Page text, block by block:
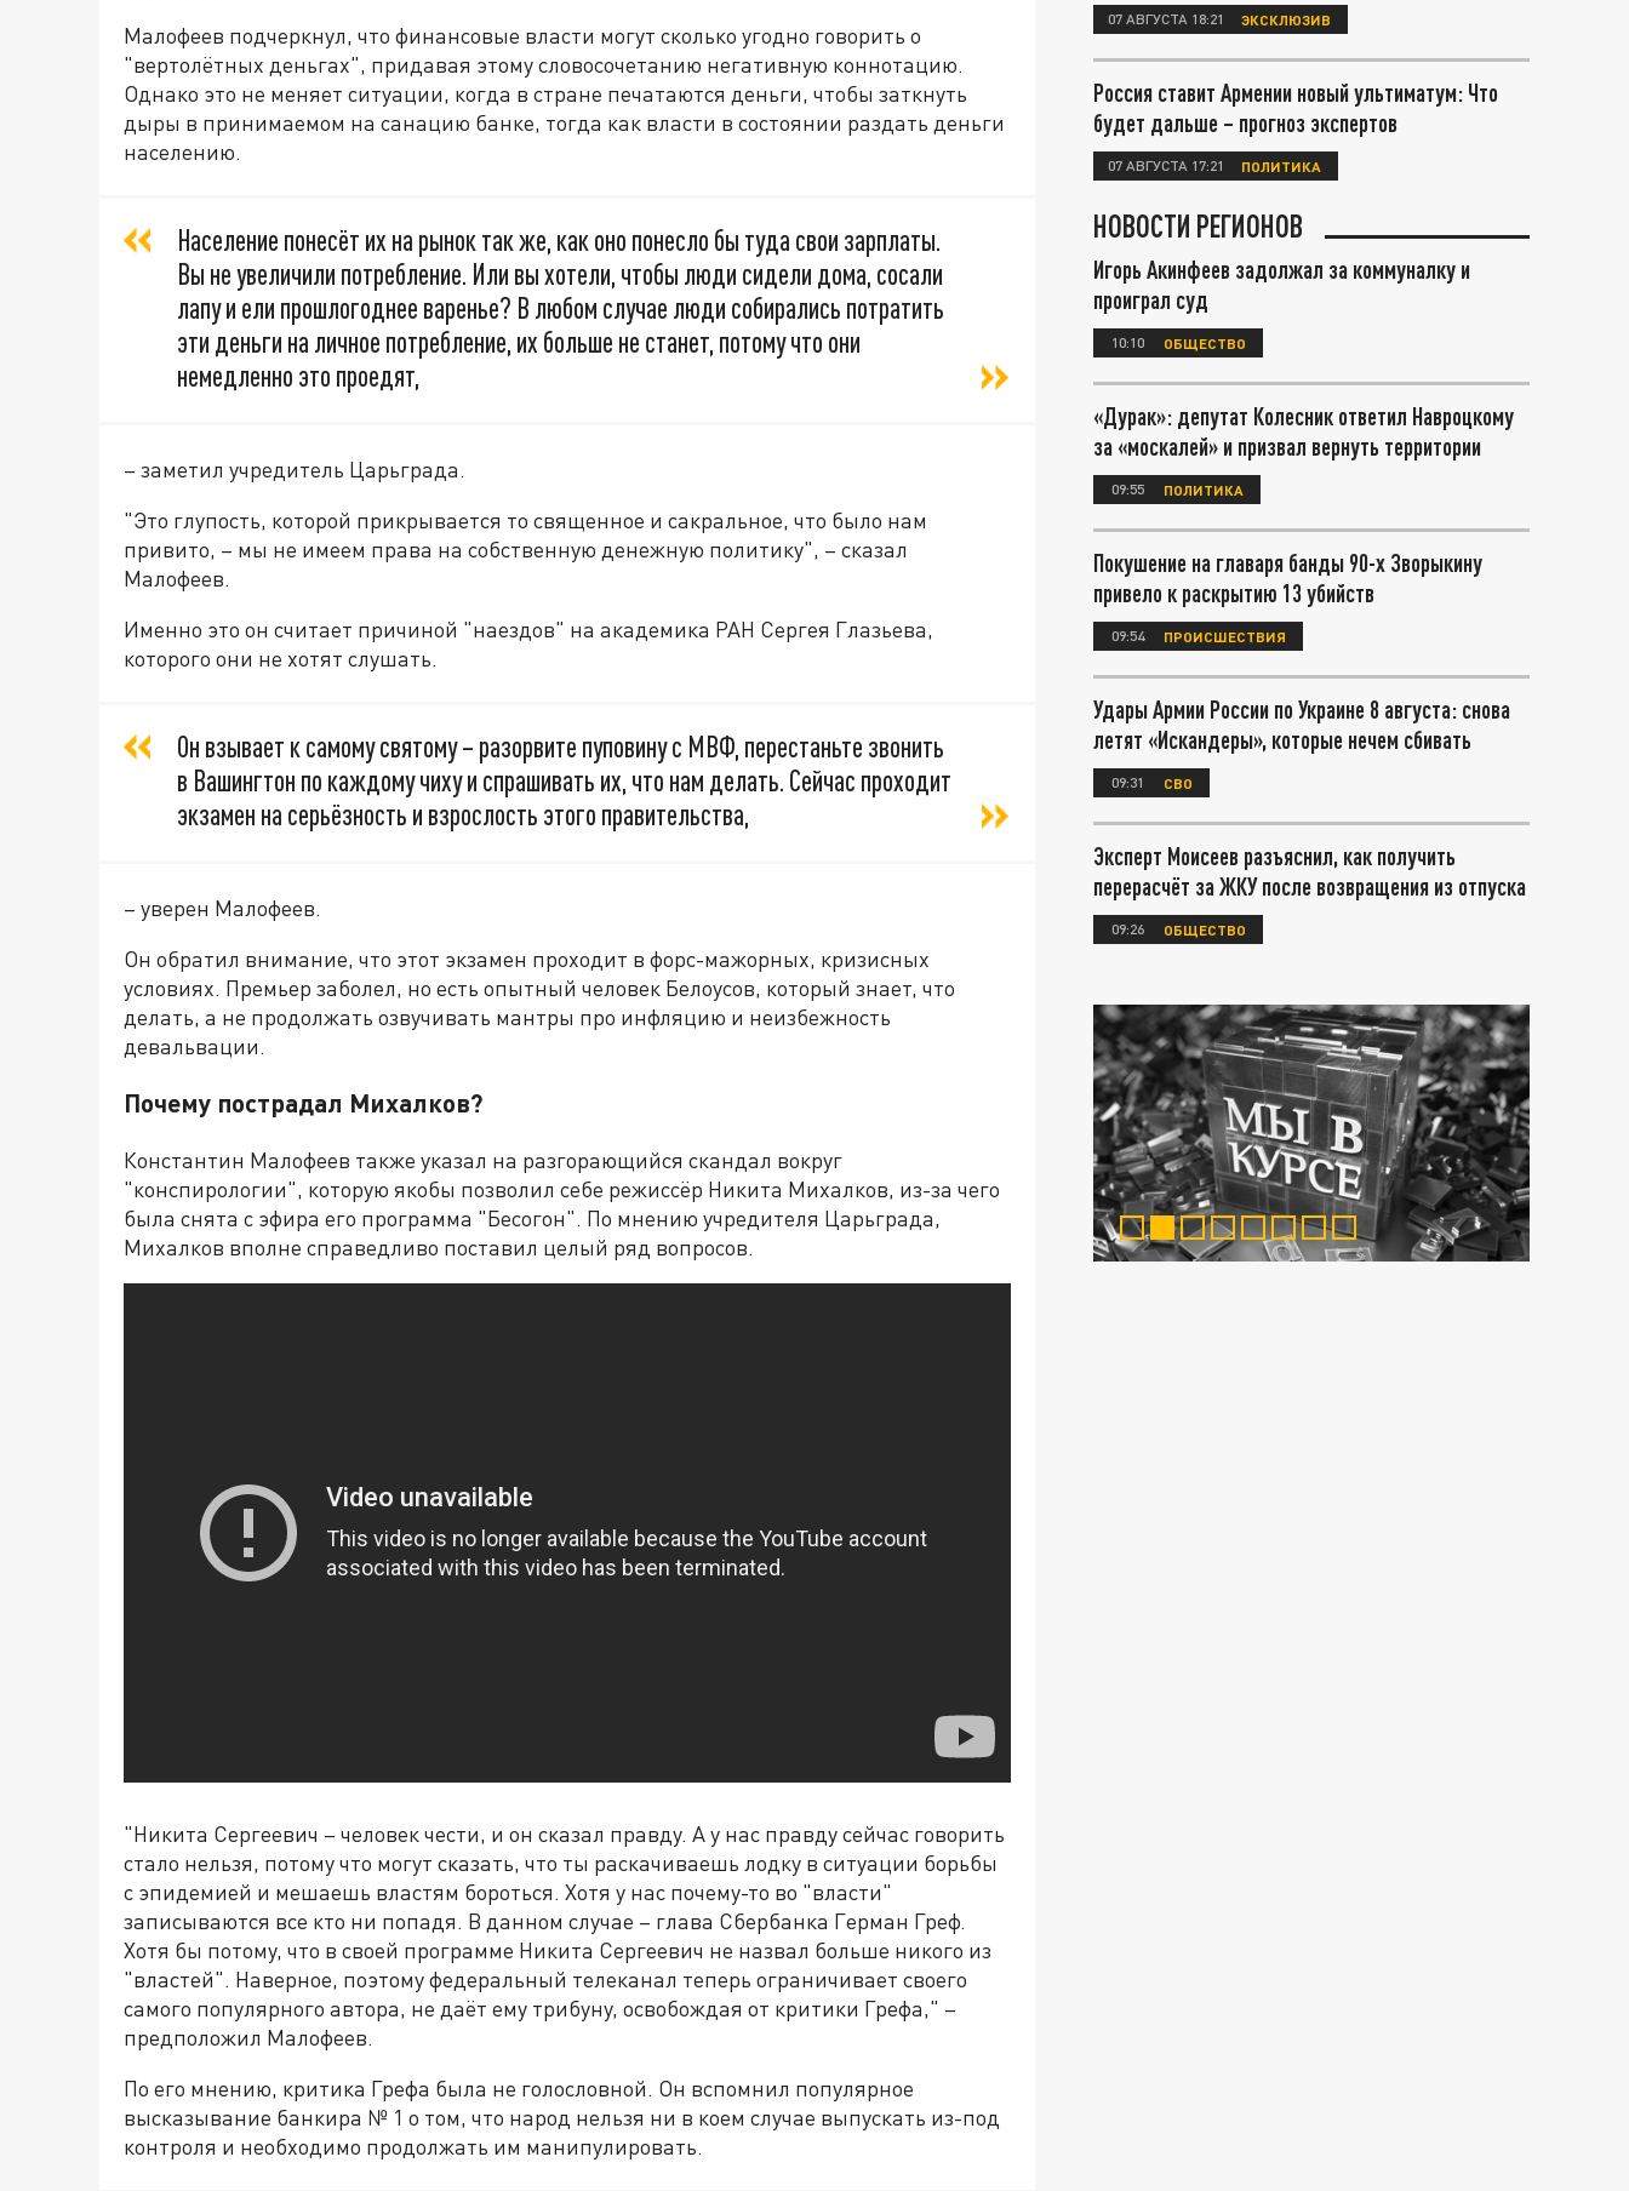
Малофеев подчеркнул, что финансовые власти могут сколько угодно говорить о
"вертолётных деньгах", придавая этому словосочетанию негативную коннотацию.
Однако это не меняет ситуации, когда в стране печатаются деньги, чтобы заткнуть
дыры в принимаемом на санацию банке, тогда как власти в состоянии раздать деньги
населению.
Население понесёт их на рынок так же, как оно понесло бы туда свои зарплаты.
Вы не увеличили потребление. Или вы хотели, чтобы люди сидели дома, сосали
лапу и ели прошлогоднее варенье? В любом случае люди собирались потратить
эти деньги на личное потребление, их больше не станет, потому что они
немедленно это проедят,
– заметил учредитель Царьграда.
"Это глупость, которой прикрывается то священное и сакральное, что было нам
привито, – мы не имеем права на собственную денежную политику", – сказал
Малофеев.
Именно это он считает причиной "наездов" на академика РАН Сергея Глазьева,
которого они не хотят слушать.
Он взывает к самому святому – разорвите пуповину с МВФ, перестаньте звонить
в Вашингтон по каждому чиху и спрашивать их, что нам делать. Сейчас проходит
экзамен на серьёзность и взрослость этого правительства,
– уверен Малофеев.
Он обратил внимание, что этот экзамен проходит в форс-мажорных, кризисных
условиях. Премьер заболел, но есть опытный человек Белоусов, который знает, что
делать, а не продолжать озвучивать мантры про инфляцию и неизбежность
девальвации.
Почему пострадал Михалков?
Константин Малофеев также указал на разгорающийся скандал вокруг
"конспирологии", которую якобы позволил себе режиссёр Никита Михалков, из-за чего
была снята с эфира его программа "Бесогон". По мнению учредителя Царьграда,
Михалков вполне справедливо поставил целый ряд вопросов.
"Никита Сергеевич – человек чести, и он сказал правду. А у нас правду сейчас говорить
стало нельзя, потому что могут сказать, что ты раскачиваешь лодку в ситуации борьбы
с эпидемией и мешаешь властям бороться. Хотя у нас почему-то во "власти"
записываются все кто ни попадя. В данном случае – глава Сбербанка Герман Греф.
Хотя бы потому, что в своей программе Никита Сергеевич не назвал больше никого из
"властей". Наверное, поэтому федеральный телеканал теперь ограничивает своего
самого популярного автора, не даёт ему трибуну, освобождая от критики Грефа," –
предположил Малофеев.
По его мнению, критика Грефа была не голословной. Он вспомнил популярное
высказывание банкира № 1 о том, что народ нельзя ни в коем случае выпускать из-под
контроля и необходимо продолжать им манипулировать.
07 АВГУСТА 18:21 ЭКСКЛЮЗИВ
Россия ставит Армении новый ультиматум: Что
будет дальше – прогноз экспертов
07 АВГУСТА 17:21 ПОЛИТИКА
НОВОСТИ РЕГИОНОВ
Игорь Акинфеев задолжал за коммуналку и
проиграл суд
10:10 ОБЩЕСТВО
«Дурак»: депутат Колесник ответил Навроцкому
за «москалей» и призвал вернуть территории
09:55 ПОЛИТИКА
Покушение на главаря банды 90-х Зворыкину
привело к раскрытию 13 убийств
09:54 ПРОИСШЕСТВИЯ
Удары Армии России по Украине 8 августа: снова
летят «Искандеры», которые нечем сбивать
09:31 СВО
Эксперт Моисеев разъяснил, как получить
перерасчёт за ЖКУ после возвращения из отпуска
09:26 ОБЩЕСТВО